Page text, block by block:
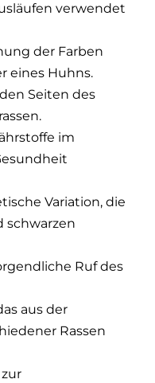
verwendet
der Farben
eines Huhns.
Seiten des
im
Variation, die
schwarzen
Ruf des
aus der
Rassen